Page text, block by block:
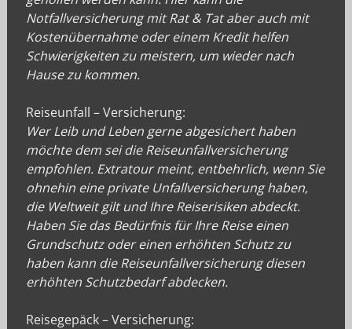
Notfallversicherung mit Rat & Tat aber auch mit
Kostenübernahme oder einem Kredit helfen
Schwierigkeiten zu meistern, um wieder nach
Hause zu kommen.
Reiseunfall – Versicherung:
Wer Leib und Leben gerne abgesichert haben
möchte dem sei die Reiseunfallversicherung
empfohlen. Extratour meint, entbehrlich, wenn Sie
ohnehin eine private Unfallversicherung haben,
die Weltweit gilt und Ihre Reiserisiken abdeckt.
Haben Sie das Bedürfnis für Ihre Reise einen
Grundschutz oder einen erhöhten Schutz zu
haben kann die Reiseunfallversicherung diesen
erhöhten Schutzbedarf abdecken.
Reisegepäck – Versicherung: